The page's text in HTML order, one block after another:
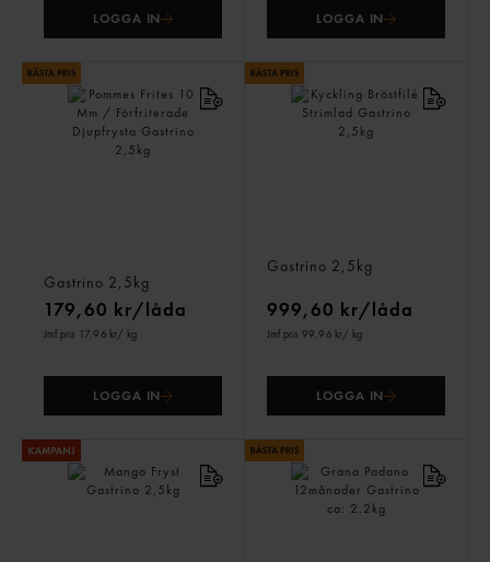
LOGGA IN LOGGA IN
Gastrino 2,5kg
179,60 kr/låda
Jmf.pris 17,96 kr/ kg
LOGGA IN
Gastrino 2,5kg
999,60 kr/låda
Jmf.pris 99,96 kr/ kg
LOGGA IN